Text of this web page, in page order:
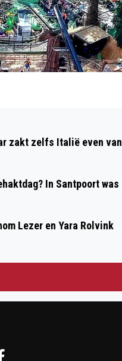
ECOLOGISCHE
zakt zelfs Italië even van
In Santpoort was
Lezer en Yara Rolvink